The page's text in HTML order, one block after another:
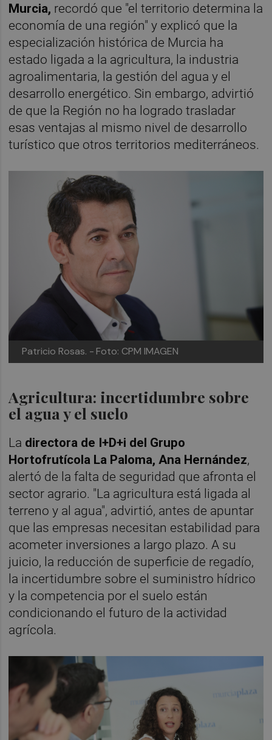
Murcia, recordó que "el territorio determina la
economía de una región" y explicó que la
especialización histórica de Murcia ha
estado ligada a la agricultura, la industria
agroalimentaria, la gestión del agua y el
desarrollo energético. Sin embargo, advirtió
de que la Región no ha logrado trasladar
esas ventajas al mismo nivel de desarrollo
turístico que otros territorios mediterráneos.
Patricio Rosas. - Foto: CPM IMAGEN
Agricultura: incertidumbre sobre
el agua y el suelo
La directora de I+D+i del Grupo
Hortofrutícola La Paloma, Ana Hernández,
alertó de la falta de seguridad que afronta el
sector agrario. "La agricultura está ligada al
terreno y al agua", advirtió, antes de apuntar
que las empresas necesitan estabilidad para
acometer inversiones a largo plazo. A su
juicio, la reducción de superficie de regadío,
la incertidumbre sobre el suministro hídrico
y la competencia por el suelo están
condicionando el futuro de la actividad
agrícola.